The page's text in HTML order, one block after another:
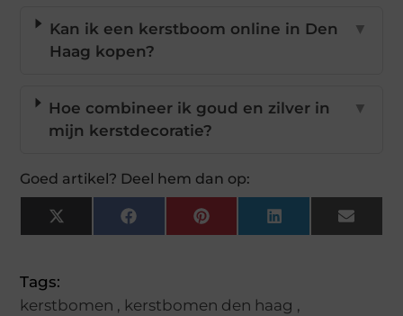
Kan ik een kerstboom online in Den
Haag kopen?
▼
Hoe combineer ik goud en zilver in
mijn kerstdecoratie?
▼
Goed artikel? Deel hem dan op:
X
(Twitter)
FacebookPinterestLinkedInEmail
Tags:
kerstbomen , kerstbomen den haag ,